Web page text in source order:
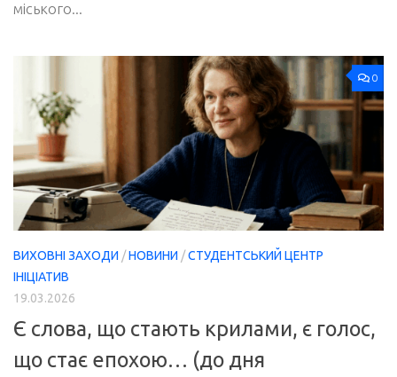
міського...
0
ВИХОВНІ ЗАХОДИ /НОВИНИ /СТУДЕНТСЬКИЙ ЦЕНТР
ІНІЦІАТИВ
19.03.2026
Є слова, що стають крилами, є голос,
що стає епохою… (до дня